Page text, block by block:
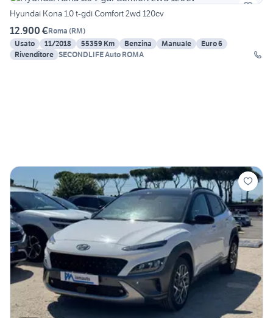
Hyundai Kona 1.0 t-gdi Comfort 2wd 120cv
12.900 €Roma (RM)
Usato
11/2018 55359 Km Benzina Manuale
Euro 6
Rivenditore SECONDLIFE Auto ROMA